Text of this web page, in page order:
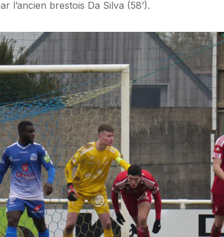
l’ancien brestois Da Silva (58’).